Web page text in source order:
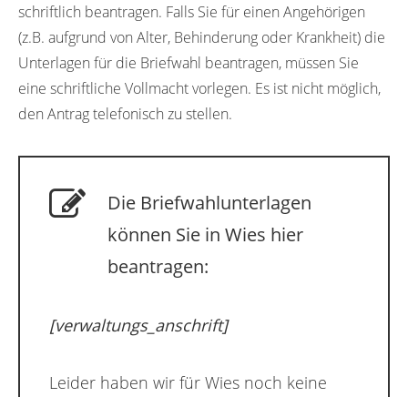
schriftlich beantragen. Falls Sie für einen Angehörigen
(z.B. aufgrund von Alter, Behinderung oder Krankheit) die
Unterlagen für die Briefwahl beantragen, müssen Sie
eine schriftliche Vollmacht vorlegen. Es ist nicht möglich,
den Antrag telefonisch zu stellen.
Die Briefwahlunterlagen
können Sie in Wies hier
beantragen:
[verwaltungs_anschrift]
Leider haben wir für Wies noch keine